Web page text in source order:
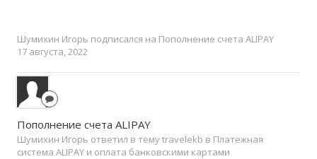
Шумихин Игорь подписался на Пополнение счета ALIPAY
17 августа, 2022
Пополнение счета ALIPAY
Шумихин Игорь ответил в тему travelekb в Платежная
система ALIPAY и оплата банковскими картами